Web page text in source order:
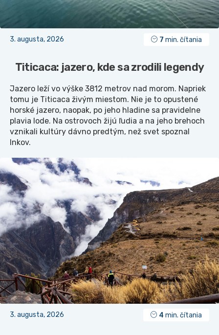
3. augusta, 2026 7 min. čítania
Titicaca: jazero, kde sa zrodili legendy
Jazero leží vo výške 3812 metrov nad morom. Napriek
tomu je Titicaca živým miestom. Nie je to opustené
horské jazero, naopak, po jeho hladine sa pravidelne
plavia lode. Na ostrovoch žijú ľudia a na jeho brehoch
vznikali kultúry dávno predtým, než svet spoznal
Inkov.
3. augusta, 2026 4 min. čítania